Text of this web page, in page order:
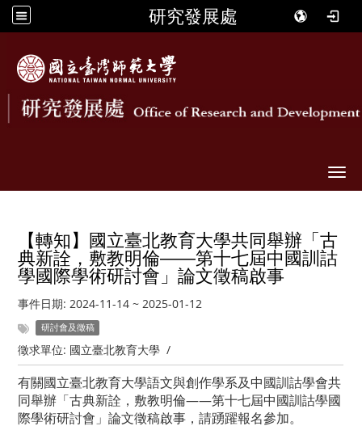
研究發展處
【轉知】國立臺北教育大學共同舉辦「古
典新詮，敷教明倫——第十七屆中國訓詁
學國際學術研討會」論文徵稿啟事
事件日期: 2024-11-14 ~ 2025-01-12
研討會及徵稿
徵求單位: 國立臺北教育大學 /
有關國立臺北教育大學語文與創作學系及中國訓詁學會共
同舉辦「古典新詮，敷教明倫——第十七屆中國訓詁學國
際學術研討會」論文徵稿啟事，請踴躍報名參加。